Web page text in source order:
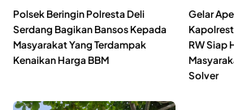
Polsek Beringin Polresta Deli
Serdang Bagikan Bansos Kepada
Masyarakat Yang Terdampak
Kenaikan Harga BBM
Gelar
RW Siap
Solver